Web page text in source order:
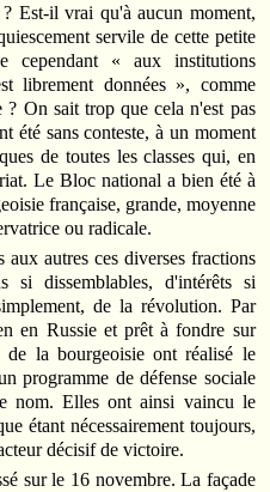
Est-il vrai qu'à aucun moment,
servile de cette petite
cependant « aux institutions
librement données », comme
? On sait trop que cela n'est pas
été sans conteste, à un moment
de toutes les classes qui, en
Le Bloc national a bien été à
française, grande, moyenne
ou radicale.
autres ces diverses fractions
si dissemblables, d'intérêts si
de la révolution. Par
en Russie et prêt à fondre sur
de la bourgeoisie ont réalisé le
programme de défense sociale
nom. Elles ont ainsi vaincu le
étant nécessairement toujours,
décisif de victoire.
sur le 16 novembre. La façade